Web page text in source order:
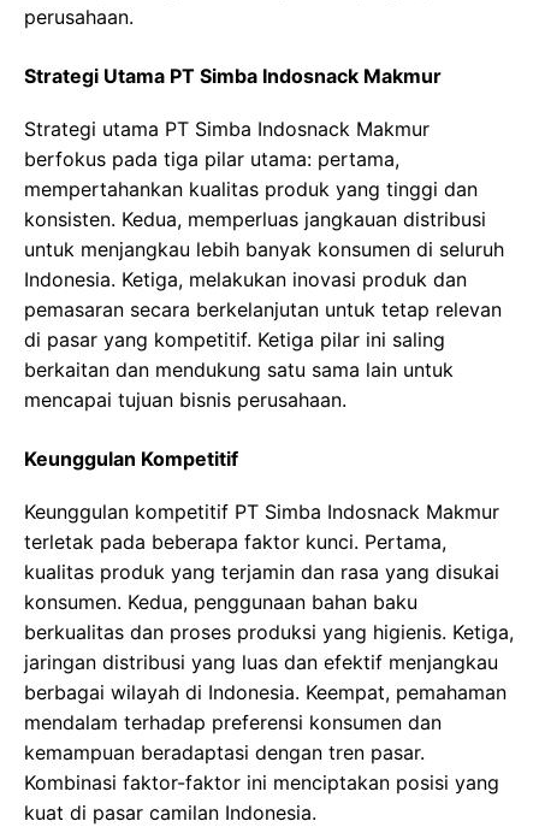
perusahaan.
Strategi Utama PT Simba Indosnack Makmur
Strategi utama PT Simba Indosnack Makmur
berfokus pada tiga pilar utama: pertama,
mempertahankan kualitas produk yang tinggi dan
konsisten. Kedua, memperluas jangkauan distribusi
untuk menjangkau lebih banyak konsumen di seluruh
Indonesia. Ketiga, melakukan inovasi produk dan
pemasaran secara berkelanjutan untuk tetap relevan
di pasar yang kompetitif. Ketiga pilar ini saling
berkaitan dan mendukung satu sama lain untuk
mencapai tujuan bisnis perusahaan.
Keunggulan Kompetitif
Keunggulan kompetitif PT Simba Indosnack Makmur
terletak pada beberapa faktor kunci. Pertama,
kualitas produk yang terjamin dan rasa yang disukai
konsumen. Kedua, penggunaan bahan baku
berkualitas dan proses produksi yang higienis. Ketiga,
jaringan distribusi yang luas dan efektif menjangkau
berbagai wilayah di Indonesia. Keempat, pemahaman
mendalam terhadap preferensi konsumen dan
kemampuan beradaptasi dengan tren pasar.
Kombinasi faktor-faktor ini menciptakan posisi yang
kuat di pasar camilan Indonesia.